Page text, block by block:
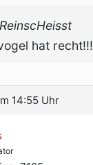
hat recht!!!
14:55 Uhr